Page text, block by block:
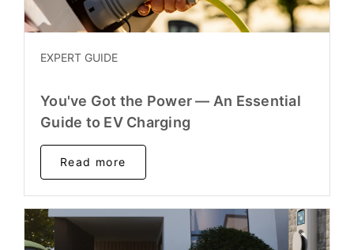
EXPERT GUIDE
You've Got the Power — An Essential
Guide to EV Charging
Read more